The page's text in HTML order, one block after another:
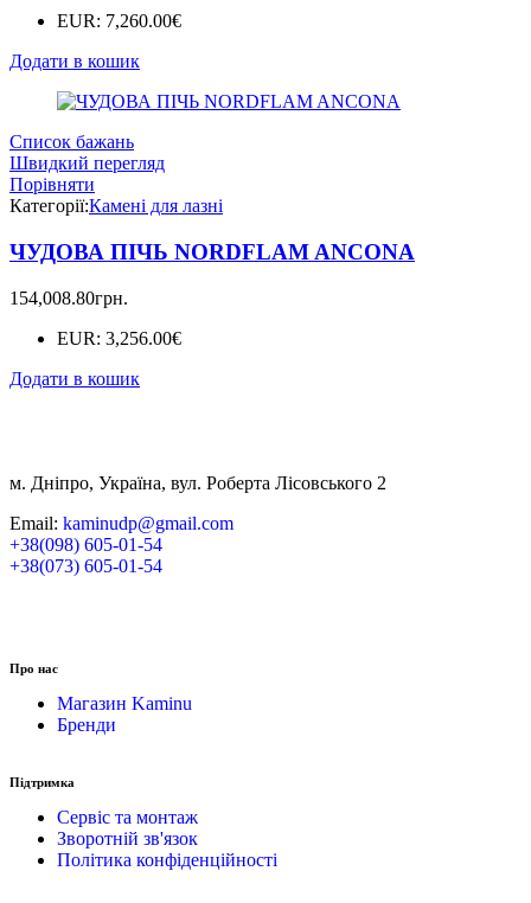
EUR: 7,260.00€
Додати в кошик
Список бажань
Швидкий перегляд
Порівняти
Категорії:Камені для лазні
ЧУДОВА ПІЧЬ NORDFLAM ANCONA
154,008.80грн.
EUR: 3,256.00€
Додати в кошик
м. Дніпро, Україна, вул. Роберта Лісовського 2
Email: kaminudp@gmail.com
+38(098) 605-01-54
+38(073) 605-01-54
Про нас
Магазин Kaminu
Бренди
Підтримка
Сервіс та монтаж
Зворотній зв'язок
Політика конфіденційності